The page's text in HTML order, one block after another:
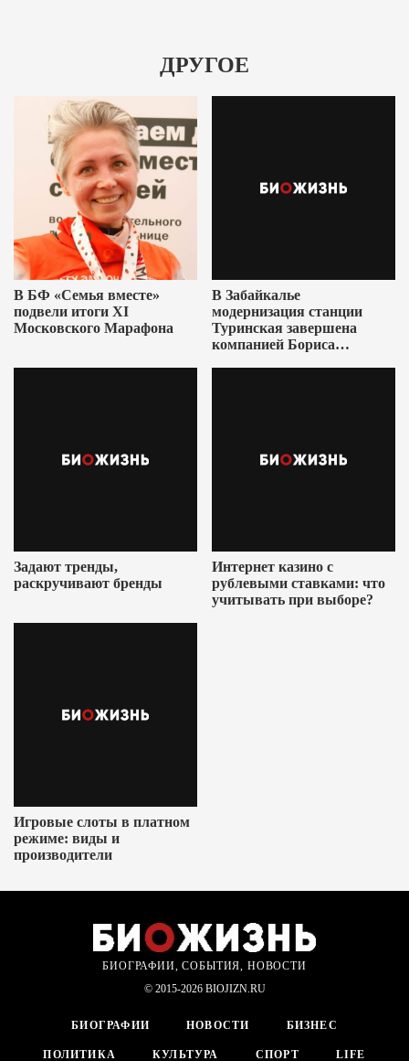
ДРУГОЕ
В БФ «Семья вместе»
подвели итоги XI
Московского Марафона
В Забайкалье
модернизация станции
Туринская завершена
компанией Бориса
Задают тренды,
раскручивают бренды
Интернет казино с
рублевыми ставками: что
учитывать при выборе?
Игровые слоты в платном
режиме: виды и
производители
БИОГРАФИИ, СОБЫТИЯ, НОВОСТИ
© 2015-2026 BIOJIZN.RU
БИОГРАФИИ НОВОСТИ БИЗНЕС
ПОЛИТИКА КУЛЬТУРА СПОРТ LIFE